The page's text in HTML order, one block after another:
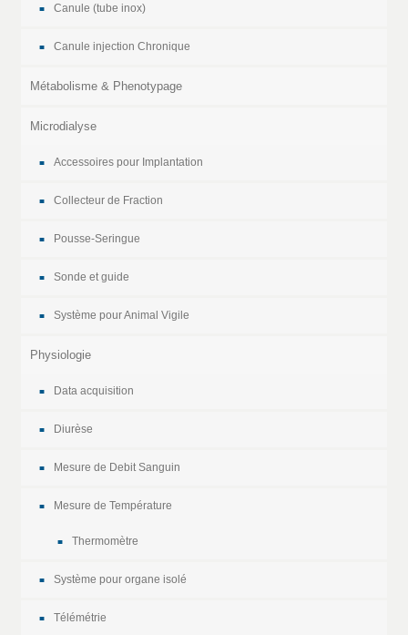
Canule (tube inox)
Canule injection Chronique
Métabolisme & Phenotypage
Microdialyse
Accessoires pour Implantation
Collecteur de Fraction
Pousse-Seringue
Sonde et guide
Système pour Animal Vigile
Physiologie
Data acquisition
Diurèse
Mesure de Debit Sanguin
Mesure de Température
Thermomètre
Système pour organe isolé
Télémétrie